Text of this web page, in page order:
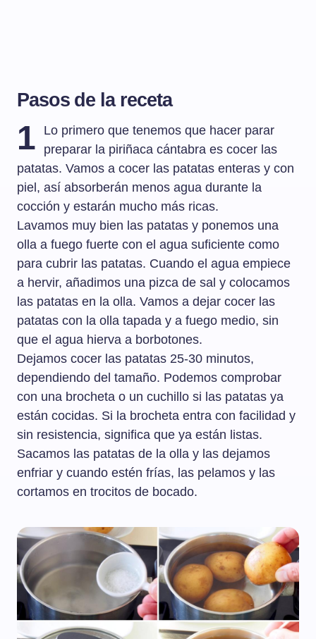
Pasos de la receta
1
Lo primero que tenemos que hacer parar
preparar la piriñaca cántabra es cocer las
patatas. Vamos a cocer las patatas enteras y con
piel, así absorberán menos agua durante la
cocción y estarán mucho más ricas.
Lavamos muy bien las patatas y ponemos una
olla a fuego fuerte con el agua suficiente como
para cubrir las patatas. Cuando el agua empiece
a hervir, añadimos una pizca de sal y colocamos
las patatas en la olla. Vamos a dejar cocer las
patatas con la olla tapada y a fuego medio, sin
que el agua hierva a borbotones.
Dejamos cocer las patatas 25-30 minutos,
dependiendo del tamaño. Podemos comprobar
con una brocheta o un cuchillo si las patatas ya
están cocidas. Si la brocheta entra con facilidad y
sin resistencia, significa que ya están listas.
Sacamos las patatas de la olla y las dejamos
enfriar y cuando estén frías, las pelamos y las
cortamos en trocitos de bocado.